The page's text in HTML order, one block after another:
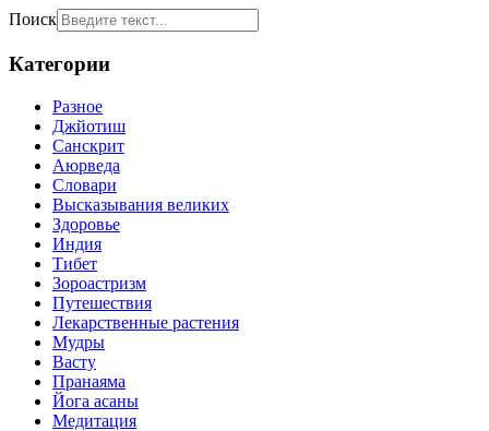
Поиск
Категории
Разное
Джйотиш
Санскрит
Аюрведа
Словари
Высказывания великих
Здоровье
Индия
Тибет
Зороастризм
Путешествия
Лекарственные растения
Мудры
Васту
Пранаяма
Йога асаны
Медитация